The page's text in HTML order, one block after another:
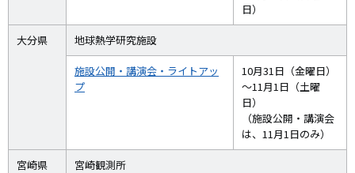
日）
大分県 地球熱学研究施設
施設公開・講演会・ライトアッ
プ
10月31日（金曜日）
～11月1日（土曜
日）
（施設公開・講演会
は、11月1日のみ）
宮崎県 宮崎観測所